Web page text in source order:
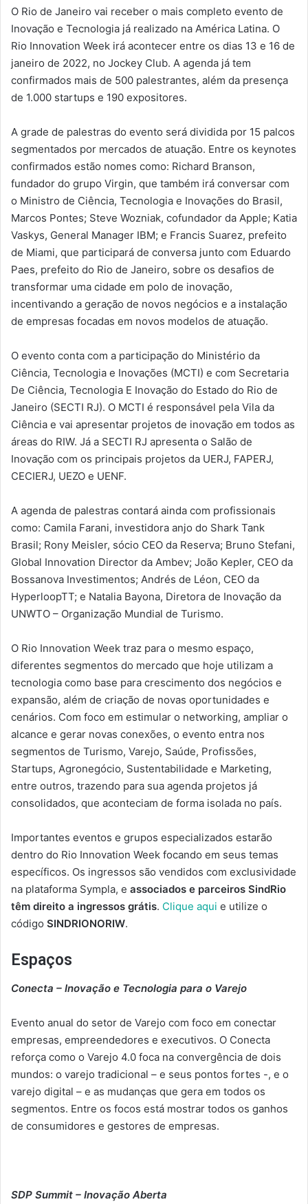
O Rio de Janeiro vai receber o mais completo evento de
Inovação e Tecnologia já realizado na América Latina. O
Rio Innovation Week irá acontecer entre os dias 13 e 16 de
janeiro de 2022, no Jockey Club. A agenda já tem
confirmados mais de 500 palestrantes, além da presença
de 1.000 startups e 190 expositores.
A grade de palestras do evento será dividida por 15 palcos
segmentados por mercados de atuação. Entre os keynotes
confirmados estão nomes como: Richard Branson,
fundador do grupo Virgin, que também irá conversar com
o Ministro de Ciência, Tecnologia e Inovações do Brasil,
Marcos Pontes; Steve Wozniak, cofundador da Apple; Katia
Vaskys, General Manager IBM; e Francis Suarez, prefeito
de Miami, que participará de conversa junto com Eduardo
Paes, prefeito do Rio de Janeiro, sobre os desafios de
transformar uma cidade em polo de inovação,
incentivando a geração de novos negócios e a instalação
de empresas focadas em novos modelos de atuação.
O evento conta com a participação do Ministério da
Ciência, Tecnologia e Inovações (MCTI) e com Secretaria
De Ciência, Tecnologia E Inovação do Estado do Rio de
Janeiro (SECTI RJ). O MCTI é responsável pela Vila da
Ciência e vai apresentar projetos de inovação em todos as
áreas do RIW. Já a SECTI RJ apresenta o Salão de
Inovação com os principais projetos da UERJ, FAPERJ,
CECIERJ, UEZO e UENF.
A agenda de palestras contará ainda com profissionais
como: Camila Farani, investidora anjo do Shark Tank
Brasil; Rony Meisler, sócio CEO da Reserva; Bruno Stefani,
Global Innovation Director da Ambev; João Kepler, CEO da
Bossanova Investimentos; Andrés de Léon, CEO da
HyperloopTT; e Natalia Bayona, Diretora de Inovação da
UNWTO – Organização Mundial de Turismo.
O Rio Innovation Week traz para o mesmo espaço,
diferentes segmentos do mercado que hoje utilizam a
tecnologia como base para crescimento dos negócios e
expansão, além de criação de novas oportunidades e
cenários. Com foco em estimular o networking, ampliar o
alcance e gerar novas conexões, o evento entra nos
segmentos de Turismo, Varejo, Saúde, Profissões,
Startups, Agronegócio, Sustentabilidade e Marketing,
entre outros, trazendo para sua agenda projetos já
consolidados, que aconteciam de forma isolada no país.
Importantes eventos e grupos especializados estarão
dentro do Rio Innovation Week focando em seus temas
específicos. Os ingressos são vendidos com exclusividade
na plataforma Sympla, e associados e parceiros SindRio
têm direito a ingressos grátis. Clique aqui e utilize o
código SINDRIONORIW.
Espaços
Conecta – Inovação e Tecnologia para o Varejo
Evento anual do setor de Varejo com foco em conectar
empresas, empreendedores e executivos. O Conecta
reforça como o Varejo 4.0 foca na convergência de dois
mundos: o varejo tradicional – e seus pontos fortes -, e o
varejo digital – e as mudanças que gera em todos os
segmentos. Entre os focos está mostrar todos os ganhos
de consumidores e gestores de empresas.
SDP Summit – Inovação Aberta